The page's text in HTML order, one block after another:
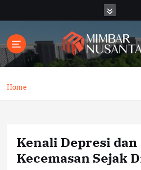
t
o
Home
Kenali Depresi dan
Kecemasan Sejak